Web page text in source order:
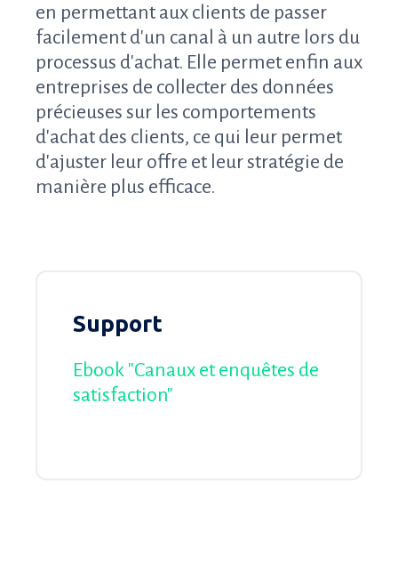
en permettant aux clients de passer
facilement d'un canal à un autre lors du
processus d'achat. Elle permet enfin aux
entreprises de collecter des données
précieuses sur les comportements
d'achat des clients, ce qui leur permet
d'ajuster leur offre et leur stratégie de
manière plus efficace.
Support
Ebook "Canaux et enquêtes de
satisfaction"